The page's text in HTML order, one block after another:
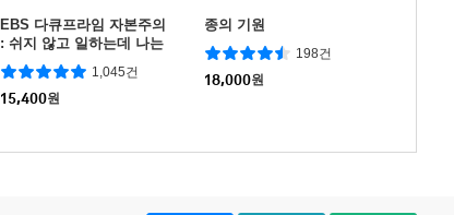
EBS 다큐프라임 자본주의
: 쉬지 않고 일하는데 나는
왜 이렇게 살기 힘든가
1,045건
15,400원
종의 기원
198건
18,000원